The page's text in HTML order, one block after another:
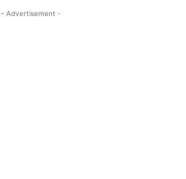
- Advertisement -